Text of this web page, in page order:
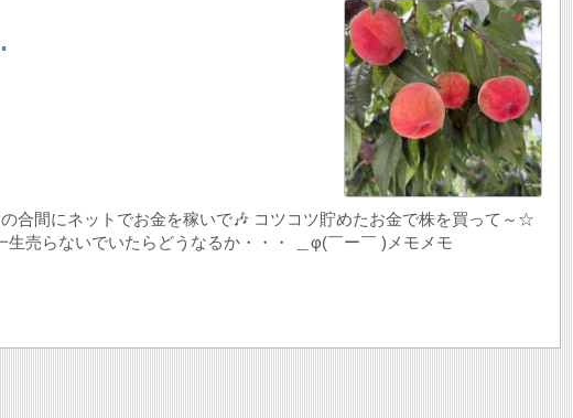
合間にネットでお金を稼いで🎶 コツコツ貯めたお金で株を買って～☆
売らないでいたらどうなるか・・・ ＿φ(￣ー￣ )メモメモ